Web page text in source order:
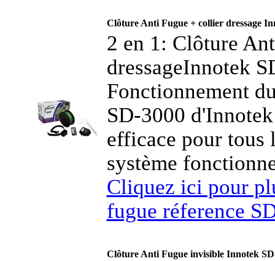
Clôture Anti Fugue + collier dressage
2 en 1: Clôture
dressageInnotek
Fonctionnement
SD-3000
efficace pour tous
système
Cliquez ici pour
fugue réference
Clôture Anti Fugue invisible Innotek